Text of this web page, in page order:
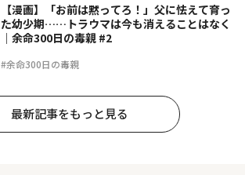
#余命300日の毒親
【漫画】「お前は黙ってろ！」父に怯えて育っ
た幼少期……トラウマは今も消えることはなく
｜余命300日の毒親 #2
最新記事をもっと見る